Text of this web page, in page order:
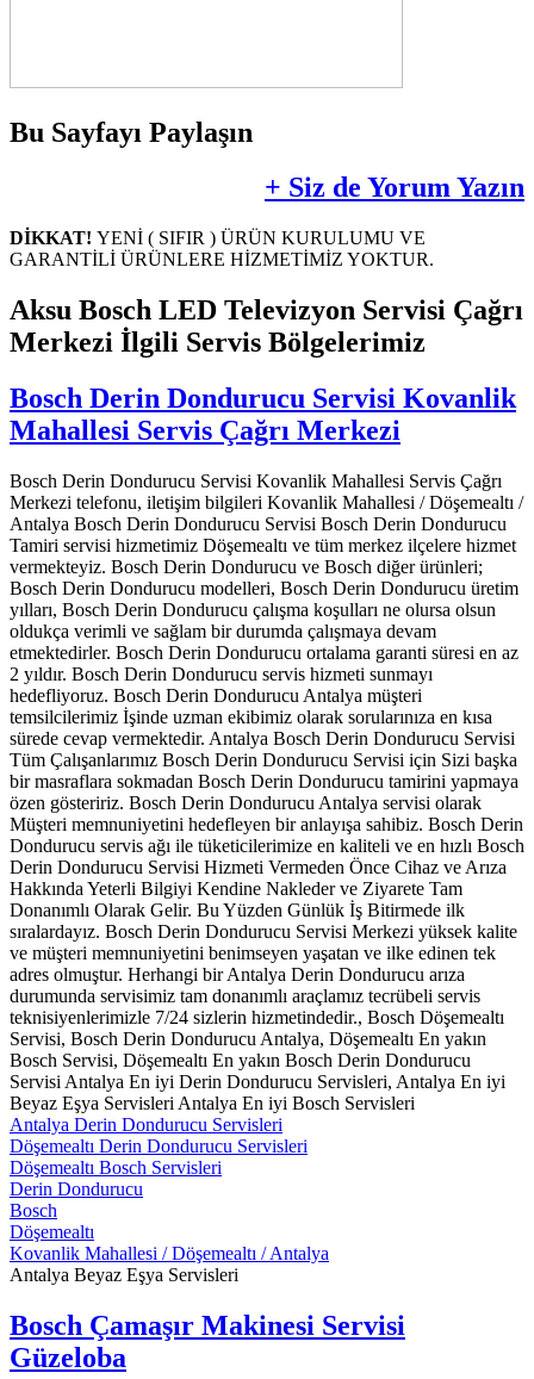
Bu Sayfayı Paylaşın
+ Siz de Yorum Yazın
DİKKAT! YENİ ( SIFIR ) ÜRÜN KURULUMU VE
GARANTİLİ ÜRÜNLERE HİZMETİMİZ YOKTUR.
Aksu Bosch LED Televizyon Servisi Çağrı
Merkezi İlgili Servis Bölgelerimiz
Bosch Derin Dondurucu Servisi Kovanlik
Mahallesi Servis Çağrı Merkezi
Bosch Derin Dondurucu Servisi Kovanlik Mahallesi Servis Çağrı
Merkezi telefonu, iletişim bilgileri Kovanlik Mahallesi / Döşemealtı /
Antalya Bosch Derin Dondurucu Servisi Bosch Derin Dondurucu
Tamiri servisi hizmetimiz Döşemealtı ve tüm merkez ilçelere hizmet
vermekteyiz. Bosch Derin Dondurucu ve Bosch diğer ürünleri;
Bosch Derin Dondurucu modelleri, Bosch Derin Dondurucu üretim
yılları, Bosch Derin Dondurucu çalışma koşulları ne olursa olsun
oldukça verimli ve sağlam bir durumda çalışmaya devam
etmektedirler. Bosch Derin Dondurucu ortalama garanti süresi en az
2 yıldır. Bosch Derin Dondurucu servis hizmeti sunmayı
hedefliyoruz. Bosch Derin Dondurucu Antalya müşteri
temsilcilerimiz İşinde uzman ekibimiz olarak sorularınıza en kısa
sürede cevap vermektedir. Antalya Bosch Derin Dondurucu Servisi
Tüm Çalışanlarımız Bosch Derin Dondurucu Servisi için Sizi başka
bir masraflara sokmadan Bosch Derin Dondurucu tamirini yapmaya
özen gösteririz. Bosch Derin Dondurucu Antalya servisi olarak
Müşteri memnuniyetini hedefleyen bir anlayışa sahibiz. Bosch Derin
Dondurucu servis ağı ile tüketicilerimize en kaliteli ve en hızlı Bosch
Derin Dondurucu Servisi Hizmeti Vermeden Önce Cihaz ve Arıza
Hakkında Yeterli Bilgiyi Kendine Nakleder ve Ziyarete Tam
Donanımlı Olarak Gelir. Bu Yüzden Günlük İş Bitirmede ilk
sıralardayız. Bosch Derin Dondurucu Servisi Merkezi yüksek kalite
ve müşteri memnuniyetini benimseyen yaşatan ve ilke edinen tek
adres olmuştur. Herhangi bir Antalya Derin Dondurucu arıza
durumunda servisimiz tam donanımlı araçlamız tecrübeli servis
teknisiyenlerimizle 7/24 sizlerin hizmetindedir., Bosch Döşemealtı
Servisi, Bosch Derin Dondurucu Antalya, Döşemealtı En yakın
Bosch Servisi, Döşemealtı En yakın Bosch Derin Dondurucu
Servisi Antalya En iyi Derin Dondurucu Servisleri, Antalya En iyi
Beyaz Eşya Servisleri Antalya En iyi Bosch Servisleri
Antalya Derin Dondurucu Servisleri
Döşemealtı Derin Dondurucu Servisleri
Döşemealtı Bosch Servisleri
Derin Dondurucu
Bosch
Döşemealtı
Kovanlik Mahallesi / Döşemealtı / Antalya
Antalya Beyaz Eşya Servisleri
Bosch Çamaşır Makinesi Servisi
Güzeloba